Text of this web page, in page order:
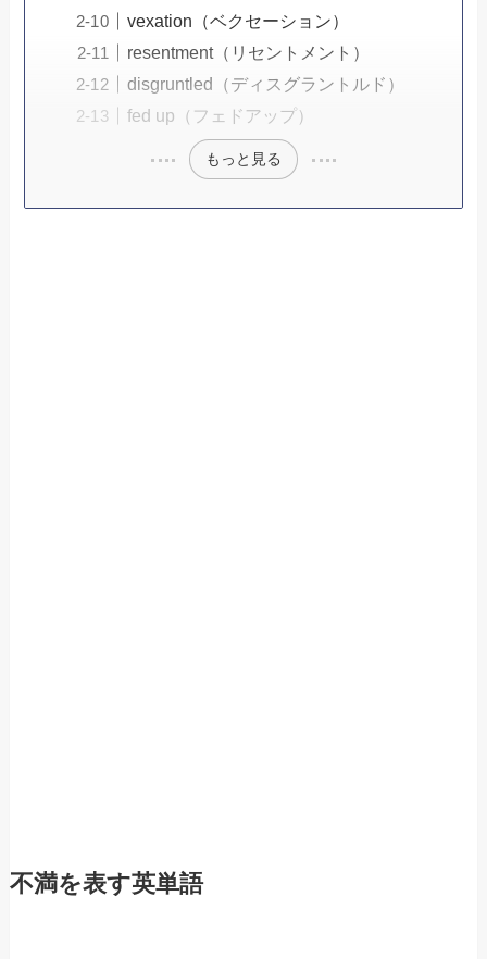
vexation（ベクセーション）
resentment（リセントメント）
disgruntled（ディスグラントルド）
fed up（フェドアップ）
もっと見る
不満を表す英単語